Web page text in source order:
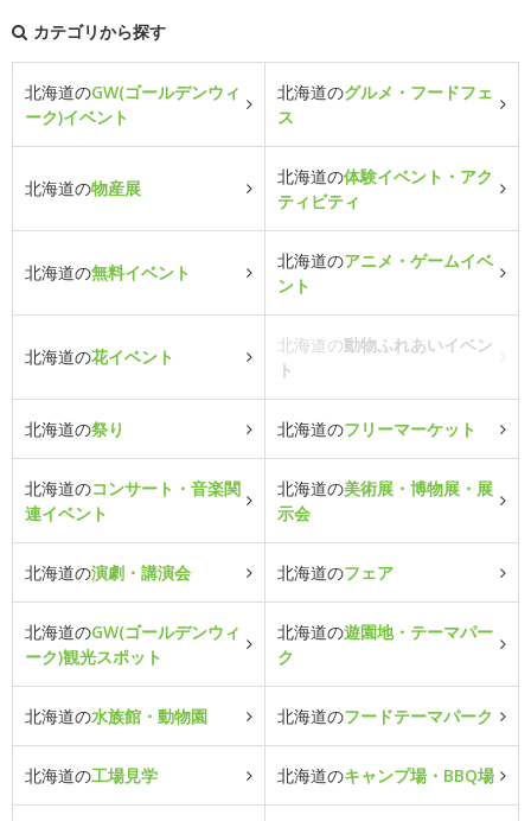
カテゴリから探す
北海道のGW(ゴールデンウィ
ーク)イベント
北海道のグルメ・フードフェ
ス
北海道の物産展
北海道の体験イベント・アク
ティビティ
北海道の無料イベント
北海道のアニメ・ゲームイベ
ント
北海道の花イベント
北海道の動物ふれあいイベン
ト
北海道の祭り 北海道のフリーマーケット
北海道のコンサート・音楽関
連イベント
北海道の美術展・博物展・展
示会
北海道の演劇・講演会 北海道のフェア
北海道のGW(ゴールデンウィ
ーク)観光スポット
北海道の遊園地・テーマパー
ク
北海道の水族館・動物園 北海道のフードテーマパーク
北海道の工場見学 北海道のキャンプ場・BBQ場